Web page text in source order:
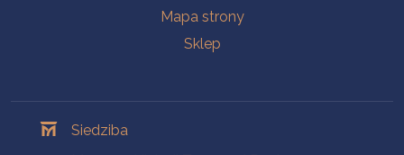
Mapa strony
Sklep
Siedziba